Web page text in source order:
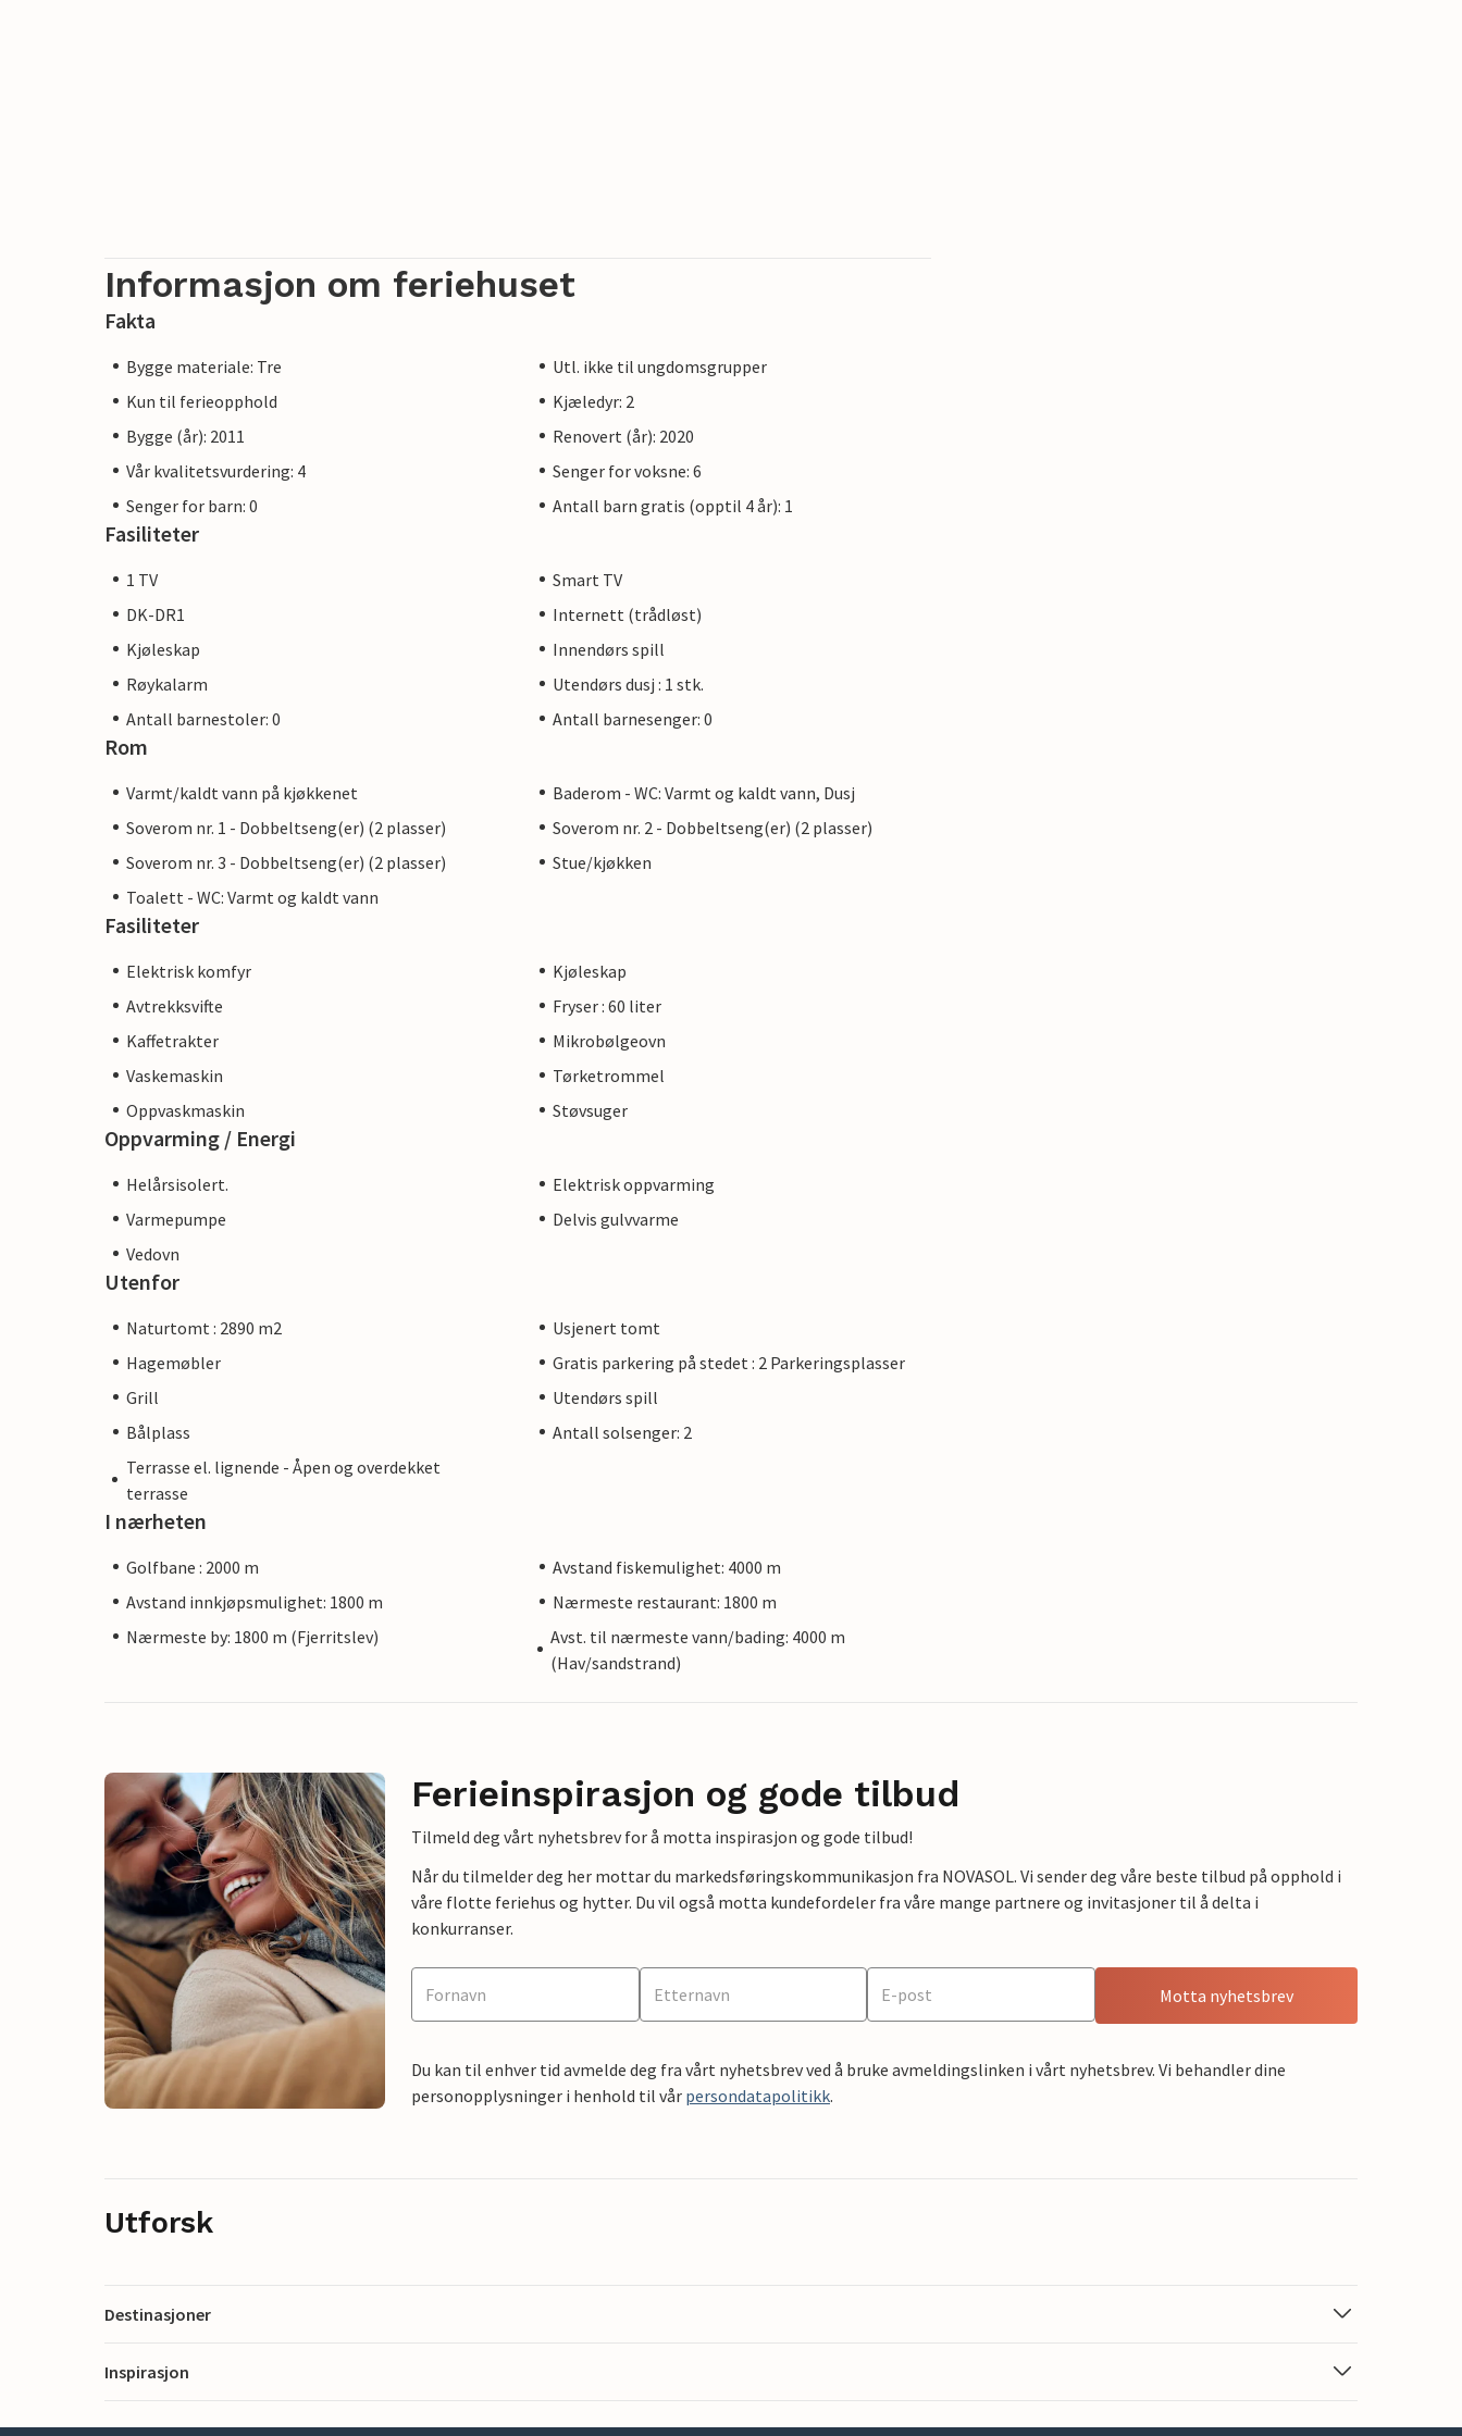
Informasjon om feriehuset
Fakta
Bygge materiale: Tre
Utl. ikke til ungdomsgrupper
Kun til ferieopphold
Kjæledyr: 2
Bygge (år): 2011
Renovert (år): 2020
Vår kvalitetsvurdering: 4
Senger for voksne: 6
Senger for barn: 0
Antall barn gratis (opptil 4 år): 1
Fasiliteter
1 TV
Smart TV
DK-DR1
Internett (trådløst)
Kjøleskap
Innendørs spill
Røykalarm
Utendørs dusj : 1 stk.
Antall barnestoler: 0
Antall barnesenger: 0
Rom
Varmt/kaldt vann på kjøkkenet
Baderom - WC: Varmt og kaldt vann, Dusj
Soverom nr. 1 - Dobbeltseng(er) (2 plasser)
Soverom nr. 2 - Dobbeltseng(er) (2 plasser)
Soverom nr. 3 - Dobbeltseng(er) (2 plasser)
Stue/kjøkken
Toalett - WC: Varmt og kaldt vann
Fasiliteter
Elektrisk komfyr
Kjøleskap
Avtrekksvifte
Fryser : 60 liter
Kaffetrakter
Mikrobølgeovn
Vaskemaskin
Tørketrommel
Oppvaskmaskin
Støvsuger
Oppvarming / Energi
Helårsisolert.
Elektrisk oppvarming
Varmepumpe
Delvis gulvvarme
Vedovn
Utenfor
Naturtomt : 2890 m2
Usjenert tomt
Hagemøbler
Gratis parkering på stedet : 2 Parkeringsplasser
Grill
Utendørs spill
Bålplass
Antall solsenger: 2
Terrasse el. lignende - Åpen og overdekket
terrasse
I nærheten
Golfbane : 2000 m
Avstand fiskemulighet: 4000 m
Avstand innkjøpsmulighet: 1800 m
Nærmeste restaurant: 1800 m
Nærmeste by: 1800 m (Fjerritslev)
Avst. til nærmeste vann/bading: 4000 m
(Hav/sandstrand)
Ferieinspirasjon og gode tilbud
Tilmeld deg vårt nyhetsbrev for å motta inspirasjon og gode tilbud!
Når du tilmelder deg her mottar du markedsføringskommunikasjon fra NOVASOL. Vi sender deg våre beste tilbud på opphold i
våre flotte feriehus og hytter. Du vil også motta kundefordeler fra våre mange partnere og invitasjoner til å delta i
konkurranser.
Motta nyhetsbrev
Du kan til enhver tid avmelde deg fra vårt nyhetsbrev ved å bruke avmeldingslinken i vårt nyhetsbrev. Vi behandler dine
personopplysninger i henhold til vår persondatapolitikk.
Utforsk
Destinasjoner
Inspirasjon